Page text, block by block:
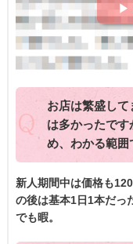
▶
お店は繁盛し
は多かったです
め、わかる範囲
新人期間中は価格も
の後は基本1日1本だっ
でも暇。